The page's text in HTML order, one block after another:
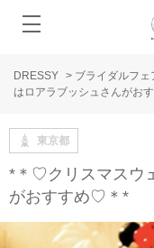
DRESSY > ブライダルフェ
はロアラブッシュさんがお
東京都
*＊♡クリスマスウ
がおすすめ♡＊*